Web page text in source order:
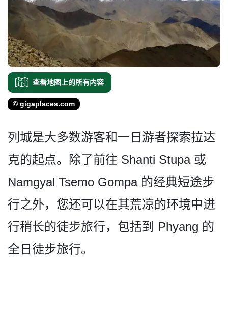
查看地图上的所有内容
© gigaplaces.com
列城是大多数游客和一日游者­探索拉达
克的起点。除了前往 Shanti Stupa 或
Namgyal Tsemo Gompa 的经典短途步
行之外，您还可­以在其荒凉的环境中进
行稍长的徒步旅行，包括到 Phyang 的
全日徒步旅行。